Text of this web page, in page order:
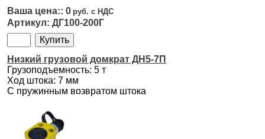
0
ДГ100-200Г
Низкий грузовой домкрат ДН5-7П
Грузоподъемность: 5 т
Ход штока: 7 мм
С пружинным возвратом штока